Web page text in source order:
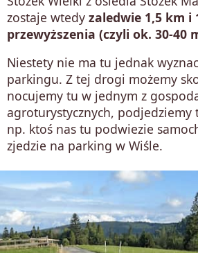
zostaje wtedy zaledwie 1,5 km i
przewyższenia (czyli ok. 30-40
Niestety nie ma tu jednak
parkingu. Z tej drogi możemy
nocujemy tu w jednym z
agroturystycznych,
np. ktoś nas tu podwiezie
zjedzie na parking w Wiśle.